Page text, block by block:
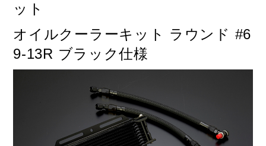
HARLEY DAVIDSON
閉じる
ット
オイルクーラーキット ラウンド #6
9-13R ブラック仕様